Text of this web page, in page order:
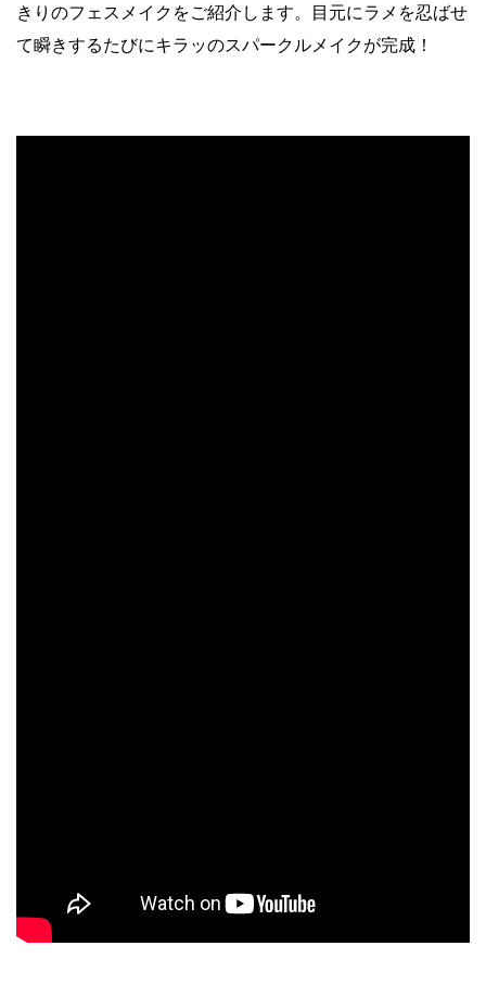
きりのフェスメイクをご紹介します。目元にラメを忍ばせ
て瞬きするたびにキラッのスパークルメイクが完成！